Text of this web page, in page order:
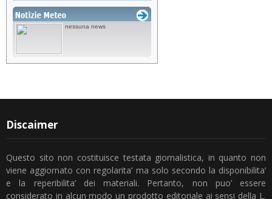
Discaimer
Questo sito non costituisce testata giornalistica, in quanto non
viene aggiornato con regolarita’ ma solo secondo la disponibilita’
e la reperibilita’ dei materiali. Pertanto, non puo’ essere
considerato in alcun modo un prodotto editoriale ai sensi della L.